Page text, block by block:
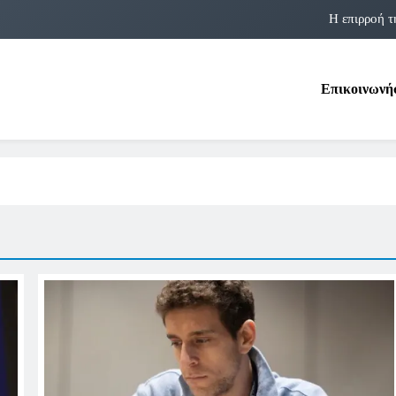
Η επιρροή
Η Δομνα Μιχαηλίδου και οι
Η επιρροή
Η αστρολογία